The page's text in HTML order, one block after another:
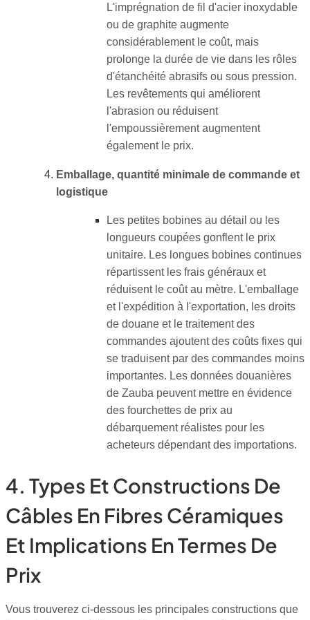
L'imprégnation de fil d'acier inoxydable
ou de graphite augmente
considérablement le coût, mais
prolonge la durée de vie dans les rôles
d'étanchéité abrasifs ou sous pression.
Les revêtements qui améliorent
l'abrasion ou réduisent
l'empoussièrement augmentent
également le prix.
Emballage, quantité minimale de commande et
logistique
Les petites bobines au détail ou les
longueurs coupées gonflent le prix
unitaire. Les longues bobines continues
répartissent les frais généraux et
réduisent le coût au mètre. L'emballage
et l'expédition à l'exportation, les droits
de douane et le traitement des
commandes ajoutent des coûts fixes qui
se traduisent par des commandes moins
importantes. Les données douanières
de Zauba peuvent mettre en évidence
des fourchettes de prix au
débarquement réalistes pour les
acheteurs dépendant des importations.
4. Types Et Constructions De
Câbles En Fibres Céramiques
Et Implications En Termes De
Prix
Vous trouverez ci-dessous les principales constructions que